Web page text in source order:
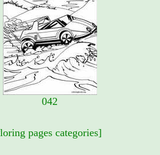
042
pages categories]